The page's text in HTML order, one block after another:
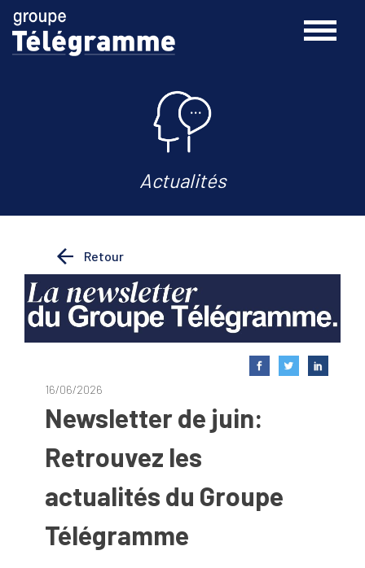
Actualités
Retour
16/06/2026
Newsletter de juin:
Retrouvez les
actualités du Groupe
Télégramme